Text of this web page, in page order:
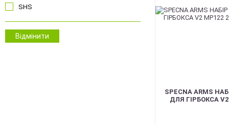
SHS
Відмінити
SPECNA ARMS
ДЛЯ ГІРБОКСА V2